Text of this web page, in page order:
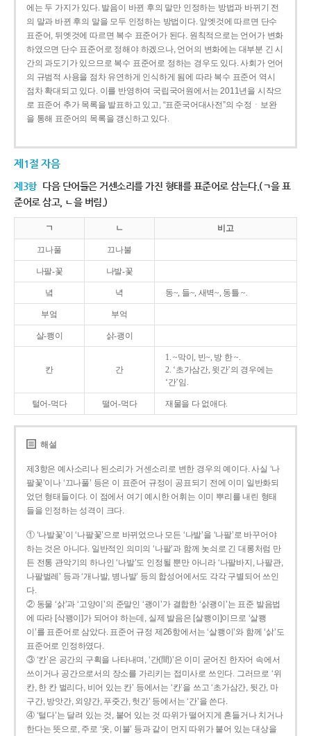
에는 두 가지가 있다. 발음이 바뀐 후의 말만 인정하는 방법과 바뀌기 전
의 말과 바뀐 후의 말을 모두 인정하는 방법이다. 앞엣것에 따르면 단수
표준어, 뒤엣것에 따르면 복수 표준어가 된다. 원칙적으로는 언어가 변화
하였으면 단수 표준어로 정해야 하겠으나, 언어의 변화에는 대부분 긴 시
간의 과도기가 있으므로 복수 표준어로 정하는 경우도 있다. 사회가 언어
의 규범적 사용을 점차 유연하게 인식하게 됨에 따라 복수 표준어 역시
점차 확대되고 있다. 이를 반영하여 국립국어원에서는 2011년을 시작으
로 표준어 추가 목록을 발표하고 있고, “표준국어대사전”의 수정ㆍ보완
을 통해 표준어의 목록을 갱신하고 있다.
제1절 자음
제3항 다음 단어들은 거센소리를 가진 형태를 표준어로 삼는다.(ㄱ을 표
준어로 삼고, ㄴ을 버림.)
ㄱ ㄴ 비고
끄나풀 끄나불
나팔-꽃 나발-꽃
녘 녁 동~, 들~, 새벽~, 동틀 ~.
부엌 부억
살-쾡이 삵-괭이
칸 간
1. ~막이, 빈~, 방 한 ~.
2. ‘초가삼간, 윗간’의 경우에는
‘간’임.
털어-먹다 떨어-먹다 재물을 다 없애다.
해설
제3항은 예사소리나 된소리가 거센소리로 변한 경우의 예이다. 사실 ‘나
팔꽃’이나 ‘끄나풀’ 등은 이 표준어 규정이 공표되기 전에 이미 일반화되
었던 형태들이다. 이 점에서 여기 예시한 어휘는 이미 뿌리를 내린 형태
들을 인정하는 성격이 크다.
① ‘나발꽃’이 ‘나팔꽃’으로 바뀌었으나 모든 ‘나발’을 ‘나팔’로 바꾸어야
하는 것은 아니다. 일반적인 의미의 ‘나팔’과 함께 놋쇠로 긴 대롱처럼 만
든 전통 관악기의 하나인 ‘나발’도 인정될 뿐만 아니라 ‘나팔바지, 나팔관,
나팔벌레’ 등과 ‘개나발, 병나발’ 등의 합성어에서도 각각 구별되어 쓰인
다.
② 동물 ‘삵’과 ‘고양이’의 준말인 ‘괭이’가 결합한 ‘삵괭이’는 표준 발음법
에 따라 [삭꽹이]가 되어야 하는데, 실제 발음은 [살쾡이]이므로 ‘살쾡
이’를 표준어로 삼았다. 표준어 규정 제26항에서는 ‘살쾡이’와 함께 ‘삵’도
표준어로 인정하였다.
③ ‘칸’은 공간의 구획을 나타내며, ‘간(間)’은 이미 굳어진 한자어 속에서
쓰이거나 공간으로서의 장소를 가리키는 접미사로 쓰인다. 그러므로 ‘위
칸, 한 칸 벌리다, 비어 있는 칸’ 등에서는 ‘칸’을 쓰고 ‘초가삼간, 뒷간, 마
구간, 방앗간, 외양간, 푸줏간, 헛간’ 등에서는 ‘간’을 쓴다.
④ ‘털다’는 달려 있는 것, 붙어 있는 것 따위가 떨어지게 흔들거나 치거나
한다는 뜻으로, 주로 ‘옷, 이불’ 등과 같이 먼지 따위가 붙어 있는 대상을